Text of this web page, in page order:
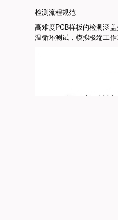
检测流程规范
高难度PCB样板的检测涵盖
温循环测试，模拟极端工